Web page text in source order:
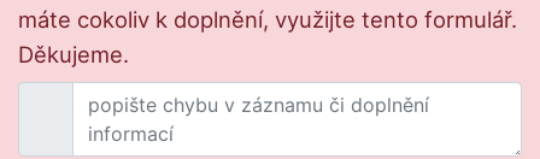
máte cokoliv k doplnění, využijte tento formulář.
Děkujeme.